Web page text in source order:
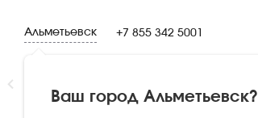
Альметьевск
Ваш город Альметьевск?
+7 855 342 5001